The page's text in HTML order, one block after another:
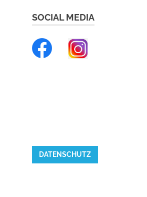
SOCIAL MEDIA
DATENSCHUTZ